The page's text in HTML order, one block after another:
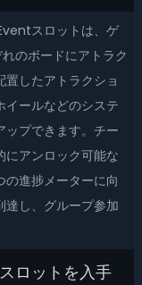
スロットは、ゲ
のボードにアトラク
したアトラクショ
イールなどのシステ
ップできます。チー
にアンロック可能な
の進捗メーターに向
達し、グループ参加
ロットを入手